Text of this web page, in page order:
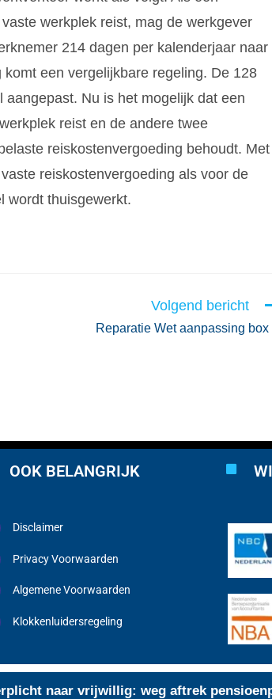
werkplek reist, mag de werkgever
214 dagen per kalenderjaar naar
een vergelijkbare regeling. De 128
Nu is het mogelijk dat een
reist en de andere twee
reiskostenvergoeding behoudt. Met
reiskostenvergoeding als voor de
wordt thuisgewerkt.
Volgend bericht
Reparatie Wet aanpassing box
OOK BELANGRIJK
Disclaimer
Privacy Voorwaarden
Algemene Voorwaarden
Klokkenluidersregeling
naar vrijwillig: weg aftrek